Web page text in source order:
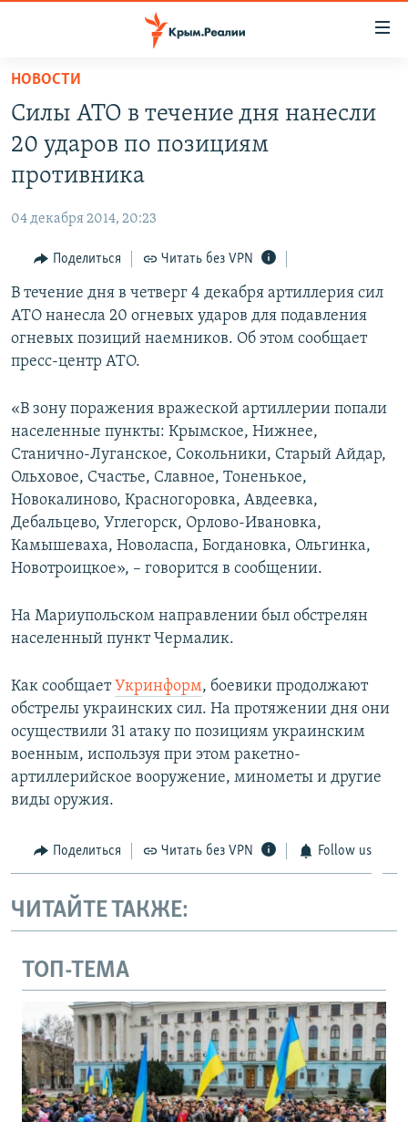
Вернуться
основному
содержанию
Вернутся
главной
навигации
Вернутся
поиску
11 ЛЕТ ОККУПАЦИИ КРЫМА. 11 ИСТОРИЙ СОПРОТИВЛЕНИЯ
ВОДА
ЕЩЕ
ИНТЕРАКТИВ
ИНФОГРАФИКА
СОВЕТЫ ПРАВОЗАЩИТНИКОВ
ПОБЕДИТЕЛЕЙ НЕ СУДЯТ?
КРЫМ.НЕПОКОРЕННЫЙ
УКРАИНСКАЯ ПРОБЛЕМА КРЫМА
РАДІО СВОБОДА
КАК ОБОЙТИ БЛОКИРОВКУ
Українською
Qırımtatar
Все сайты RFE/RL
НОВОСТИ
Силы АТО в течение дня нанесли
20 ударов по позициям
противника
04 декабря 2014, 20:23
Поделиться Читать без VPN
В течение дня в четверг 4 декабря артиллерия сил
АТО нанесла 20 огневых ударов для подавления
огневых позиций наемников. Об этом сообщает
пресс-центр АТО.
«В зону поражения вражеской артиллерии попали
населенные пункты: Крымское, Нижнее,
Станично-Луганское, Сокольники, Старый Айдар,
Ольховое, Счастье, Славное, Тоненькое,
Новокалиново, Красногоровка, Авдеевка,
Дебальцево, Углегорск, Орлово-Ивановка,
Камышеваха, Новоласпа, Богдановка, Ольгинка,
Новотроицкое», – говорится в сообщении.
На Мариупольском направлении был обстрелян
населенный пункт Чермалик.
Как сообщаетУкринформ, боевики продолжают
обстрелы украинских сил. На протяжении дня они
осуществили 31 атаку по позициям украинским
военным, используя при этом ракетно-
артиллерийское вооружение, минометы и другие
виды оружия.
Поделиться Читать без VPN Follow us
ЧИТАЙТЕ ТАКЖЕ:
ТОП-ТЕМА